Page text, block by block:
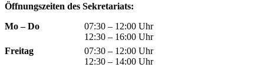
Öffnungszeiten des Sekretariats:
Mo – Do
07:30 – 12:00 Uhr
12:30 – 16:00 Uhr
Freitag
07:30 – 12:00 Uhr
12:30 – 14:00 Uhr